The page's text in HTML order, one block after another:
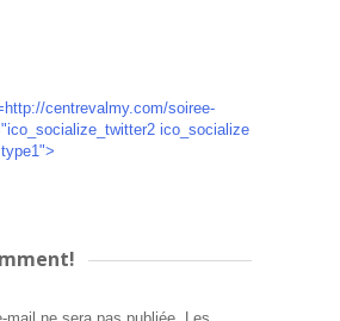
centrevalmy.com/soiree-
ico_socialize
type1">